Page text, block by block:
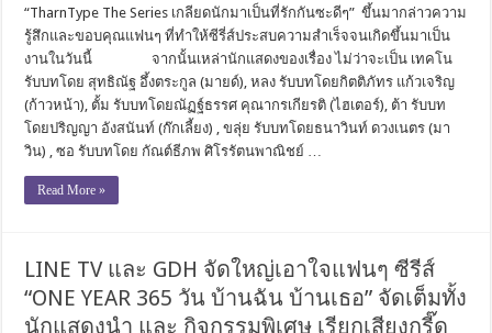
“TharnType The Series เกลียดนักมาเป็นที่รักกันซะดีๆ” ขึ้นมากล่าวความ
รู้สึกและขอบคุณแฟนๆ ที่ทำให้ซีรี่ส์ประสบความสำเร็จจนเกิดขึ้นมาเป็น
งานในวันนี้ จากนั้นเหล่านักแสดงของเรื่อง ไม่ว่าจะเป็น เทคโน
รับบทโดย สุทธิณัฐ อึ้งตระกูล (มายด์), หลง รับบทโดยกิตติภัทร แก้วเจริญ
(ก้าวหน้า), ตั้ม รับบทโดยณัฏฐ์ธรรศ คุณากรเกียรติ (ไฮเตอร์), ต้า รับบท
โดยปริญญา อังสนันท์ (ก๊กเลี้ยง) , ขลุ่ย รับบทโดยธนาวินท์ ดวงเนตร (มา
วิน) , ซอ รับบทโดย กัณต์ธีภพ ศิโรรัตนพาณิชย์ …
Read More »
LINE TV และ GDH จัดใหญ่เอาใจแฟนๆ ซีรีส์
“ONE YEAR 365 วัน บ้านฉัน บ้านเธอ” จัดเต็มทั้ง
นักแสดงนำ และ กิจกรรมพิเศษ เรียกเสียงกรี๊ด